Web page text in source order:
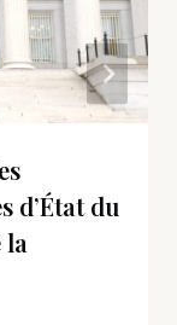
d’État du